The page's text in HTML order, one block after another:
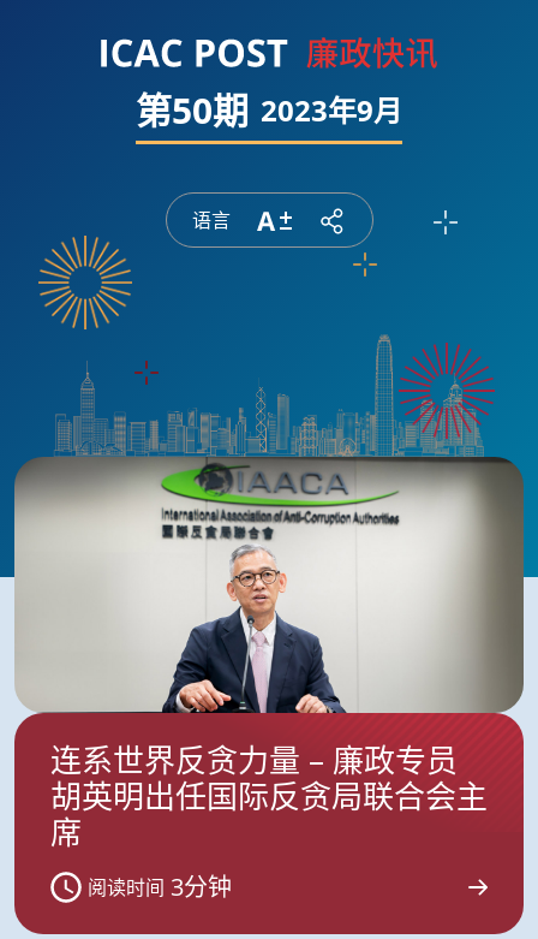
第50期 2023年9月
语言
连系世界反贪力量 – 廉政专员
胡英明出任国际反贪局联合会主
席
阅读时间 3分钟